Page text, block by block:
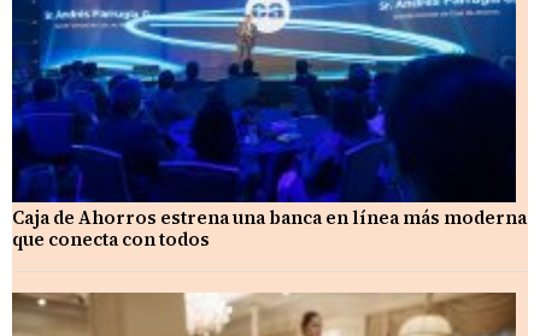
Caja de Ahorros estrena una banca en línea más moderna
que conecta con todos